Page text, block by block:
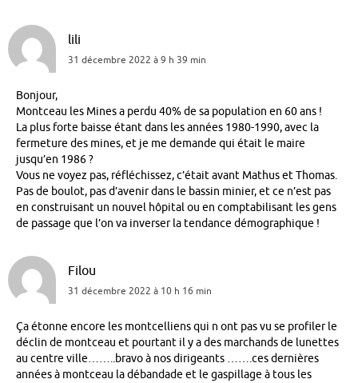
lili
31 décembre 2022 à 9 h 39 min
Bonjour,
Montceau les Mines a perdu 40% de sa population en 60 ans !
La plus forte baisse étant dans les années 1980-1990, avec la
fermeture des mines, et je me demande qui était le maire
jusqu’en 1986 ?
Vous ne voyez pas, réfléchissez, c’était avant Mathus et Thomas.
Pas de boulot, pas d’avenir dans le bassin minier, et ce n’est pas
en construisant un nouvel hôpital ou en comptabilisant les gens
de passage que l’on va inverser la tendance démographique !
Filou
31 décembre 2022 à 10 h 16 min
Ça étonne encore les montcelliens qui n ont pas vu se profiler le
déclin de montceau et pourtant il y a des marchands de lunettes
au centre ville……..bravo à nos dirigeants …….ces dernières
années à montceau la débandade et le gaspillage à tous les